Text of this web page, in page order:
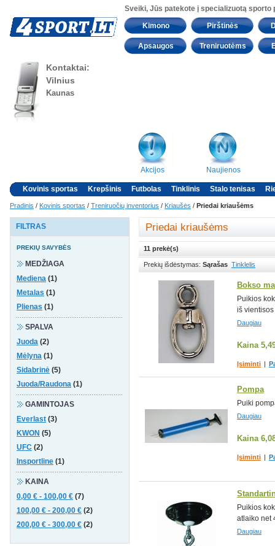
Sveiki, Jūs patekote į specializuotą
Kimono
Pirštinės
Apsaugos Treniruotėms
Kontaktai:
Vilnius
Kaunas
Akcijos Naujienos
Kovinis sportas Krepšinis Futbolas Tinklinis Stalo tenisas
Pradinis / Kovinis sportas / Treniruočių inventorius / Kriaušės / Priedai kriaušėms
Priedai kriaušėms
11 prekė(s)
Prekių išdėstymas: Sąrašas Tinklelis
Bokso
Puikios
iš
Daugiau
Kaina
Įsiminti |
Pompa
Puiki
Daugiau
Kaina
Įsiminti |
Puikios
atlaiko net
Daugiau
FILTRAS
PREKIŲ SAVYBĖS
MEDŽIAGA
Mediena (1)
Metalas (1)
Plienas (1)
SPALVA
Juoda (2)
Mėlyna (1)
Sidabrinė (5)
Juoda/Raudona (1)
GAMINTOJAS
Everlast (3)
KWON (5)
UFC (2)
Insportline (1)
KAINA
0,00 € - 100,00 € (7)
100,00 € - 200,00 € (2)
200,00 € - 300,00 € (2)